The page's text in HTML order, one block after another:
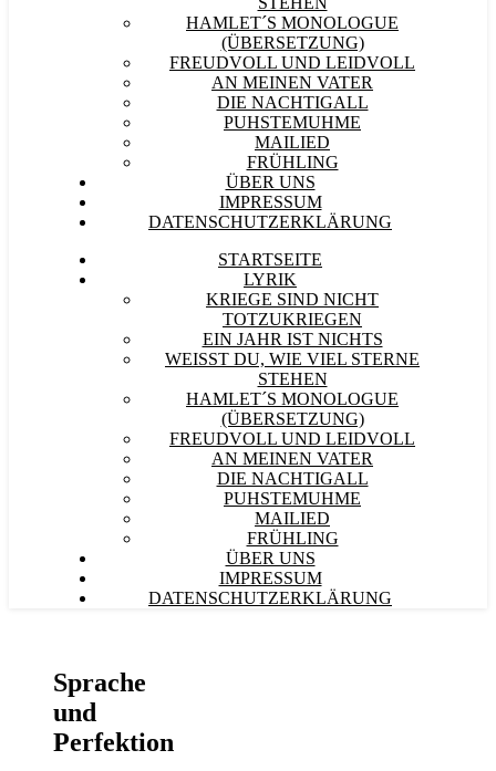
HAMLET´S MONOLOGUE
(ÜBERSETZUNG)
FREUDVOLL UND LEIDVOLL
AN MEINEN VATER
DIE NACHTIGALL
PUHSTEMUHME
MAILIED
FRÜHLING
ÜBER UNS
IMPRESSUM
DATENSCHUTZERKLÄRUNG
STARTSEITE
LYRIK
KRIEGE SIND NICHT
TOTZUKRIEGEN
EIN JAHR IST NICHTS
WEISST DU, WIE VIEL STERNE S
TEHEN
HAMLET´S MONOLOGUE
(ÜBERSETZUNG)
FREUDVOLL UND LEIDVOLL
AN MEINEN VATER
DIE NACHTIGALL
PUHSTEMUHME
MAILIED
FRÜHLING
ÜBER UNS
IMPRESSUM
DATENSCHUTZERKLÄRUNG
Sprache
und
Perfektion